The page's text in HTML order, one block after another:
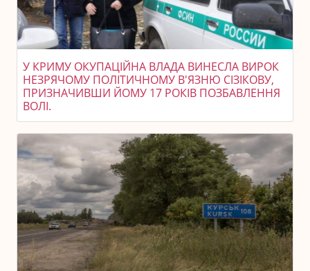
У КРИМУ ОКУПАЦІЙНА ВЛАДА ВИНЕСЛА ВИРОК
НЕЗРЯЧОМУ ПОЛІТИЧНОМУ В'ЯЗНЮ СІЗІКОВУ,
ПРИЗНАЧИВШИ ЙОМУ 17 РОКІВ ПОЗБАВЛЕННЯ
ВОЛІ.